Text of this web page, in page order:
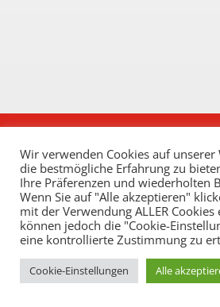
COPYRIGHT © 2026
Wir verwenden Cookies auf unserer
die bestmögliche Erfahrung zu
Ihre Präferenzen und wiederholten
Wenn Sie auf "Alle akzeptieren"
mit der Verwendung ALLER
können jedoch die "Cookie-
eine kontrollierte Zustimmung zu
Cookie-Einstellungen Alle